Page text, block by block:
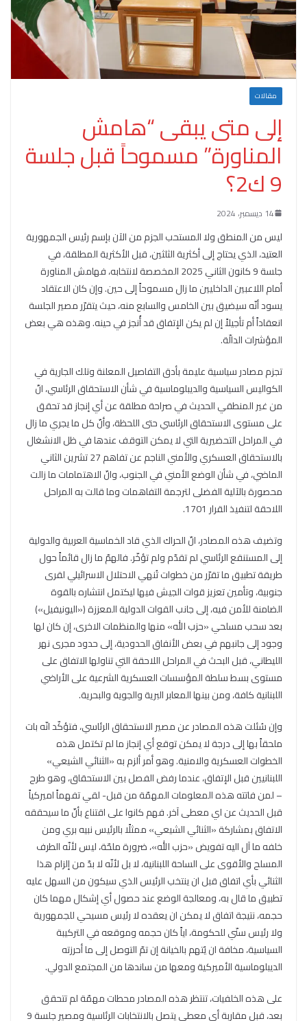
مقالات
إلى متى يبقى “هامش
المناورة” مسموحاً قبل جلسة
9 ك2؟
14 ديسمبر، 2024
ليس من المنطق ولا المستحب الجزم من الآن بإسم رئيس الجمهورية
العتيد، الذي يحتاج إلى أكثرية الثلثين، قبل الأكثرية المطلقة، في
جلسة 9 كانون الثاني 2025 المخصصة لانتخابه، فهامش المناورة
أمام اللاعبين الداخليين ما زال مسموحاً إلى حين. وإن كان الاعتقاد
يسود أنّه سيضيق بين الخامس والسابع منه، حيث يتقرّر مصير الجلسة
انعقاداً أم تأجيلاً إن لم يكن الإتفاق قد أُنجز في حينه. وهذه هي بعض
المؤشرات الدالّة.
تجزم مصادر سياسية عليمة بأدق التفاصيل المعلنة وتلك الجارية في
الكواليس السياسية والديبلوماسية في شأن الاستحقاق الرئاسي، انّ
من غير المنطقي الحديث في صراحة مطلقة عن أي إنجاز قد تحقق
على مستوى الاستحقاق الرئاسي حتى اللحظة، وأنّ كل ما يجري ما زال
في المراحل التحضيرية التي لا يمكن التوقف عندها في ظل الانشغال
بالاستحقاق العسكري والأمني الناجم عن تفاهم 27 تشرين الثاني
الماضي، في شأن الوضع الأمني في الجنوب، وانّ الاهتمامات ما زالت
محصورة بالآلية الفضلى لترجمة التفاهمات وما قالت به المراحل
اللاحقة لتنفيذ القرار 1701.
وتضيف هذه المصادر، انّ الحراك الذي قاد الخماسية العربية والدولية
إلى المستنقع الرئاسي لم تقدّم ولم تؤخّر. فالهمّ ما زال قائماً حول
طريقة تطبيق ما تقرّر من خطوات تُنهي الاحتلال الاسرائيلي لقرى
جنوبية، وتأمين تعزيز قوات الجيش فيها ليكتمل انتشاره بالقوة
الضامنة للأمن فيه، إلى جانب القوات الدولية المعززة («اليونيفيل»)
بعد سحب مسلحي «حزب الله» منها والمنظمات الاخرى، إن كان لها
وجود إلى جانبهم في بعض الأنفاق الحدودية، إلى حدود مجرى نهر
الليطاني، قبل البحث في المراحل اللاحقة التي تناولها الاتفاق على
مستوى بسط سلطة المؤسسات العسكرية الشرعية على الأراضي
اللبنانية كافة، ومن بينها المعابر البرية والجوية والبحرية.
وإن سُئلت هذه المصادر عن مصير الاستحقاق الرئاسي، فتؤكّد انّه بات
ملحقاً بها إلى درجة لا يمكن توقع أي إنجاز ما لم تكتمل هذه
الخطوات العسكرية والامنية. وهو أمر ألزم به «الثنائي الشيعي»
اللبنانيين قبل الإتفاق، عندما رفض الفصل بين الاستحقاق، وهو طرح
– لمن فاتته هذه المعلومات المهمّة من قبل- لقي تفهماً اميركياً
قبل الحديث عن اي معطى آخر. فهم كانوا على اقتناع بأنّ ما سيحققه
الاتفاق بمشاركة «الثنائي الشيعي» ممثلًا بالرئيس نبيه بري ومن
خلفه ما آل اليه تفويض «حزب الله»، ضرورة ملحّة، ليس لأنّه الطرف
المسلح والأقوى على الساحة اللبنانية، لا بل لأنّه لا بدّ من إلزام هذا
الثنائي بأي اتفاق قبل ان ينتخب الرئيس الذي سيكون من السهل عليه
تطبيق ما قال به، ومعالجة الوضع عند حصول أي إشكال مهما كان
حجمه، نتيجة اتفاق لا يمكن ان يعقده لا رئيس مسيحي للجمهورية
ولا رئيس سنّي للحكومة، اياً كان حجمه وموقعه في التركيبة
السياسية، مخافة ان يُتهم بالخيانة إن تمّ التوصل إلى ما أحرزته
الديبلوماسية الأميركية ومعها من ساندها من المجتمع الدولي.
على هذه الخلفيات، تنتظر هذه المصادر محطات مهمّة لم تتحقق
بعد، قبل مقاربة أي معطى يتصل بالانتخابات الرئاسية ومصير جلسة 9